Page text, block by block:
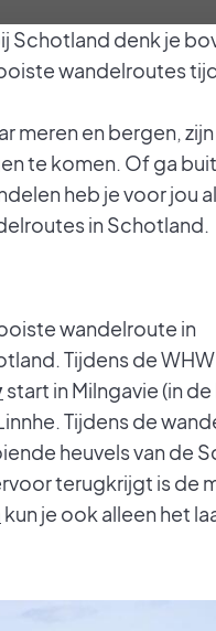
Schotland denk je
wandelroutes
meren en bergen,
te komen. Of ga
heb je voor jou
in Schotland.
wandelroute in
Tijdens de
start in Milngavie (in
Tijdens de
heuvels van de
terugkrijgt is de
kun je ook alleen het